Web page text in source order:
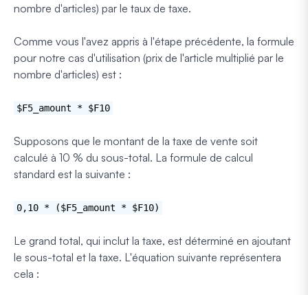
nombre d'articles) par le taux de taxe.
Comme vous l'avez appris à l'étape précédente, la formule
pour notre cas d'utilisation (prix de l'article multiplié par le
nombre d'articles) est :
$F5_amount * $F10
Supposons que le montant de la taxe de vente soit
calculé à 10 % du sous-total. La formule de calcul
standard est la suivante :
0,10 * ($F5_amount * $F10)
Le grand total, qui inclut la taxe, est déterminé en ajoutant
le sous-total et la taxe. L'équation suivante représentera
cela :